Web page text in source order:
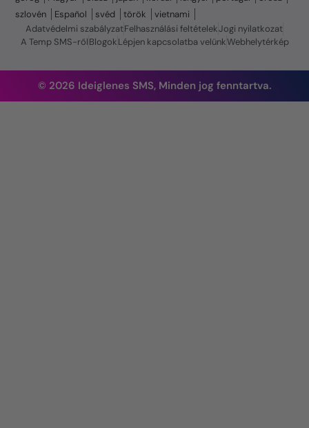
szlovén
Español svéd török
vietnami
Adatvédelmi szabályzatFelhasználási feltételekJogi nyilatkozat
A Temp SMS-rőlBlogokLépjen kapcsolatba velünkWebhelytérkép
© 2026 Ideiglenes SMS, Minden jog fenntartva.